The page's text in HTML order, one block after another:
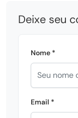
Deixe seu
Nome *
Email *